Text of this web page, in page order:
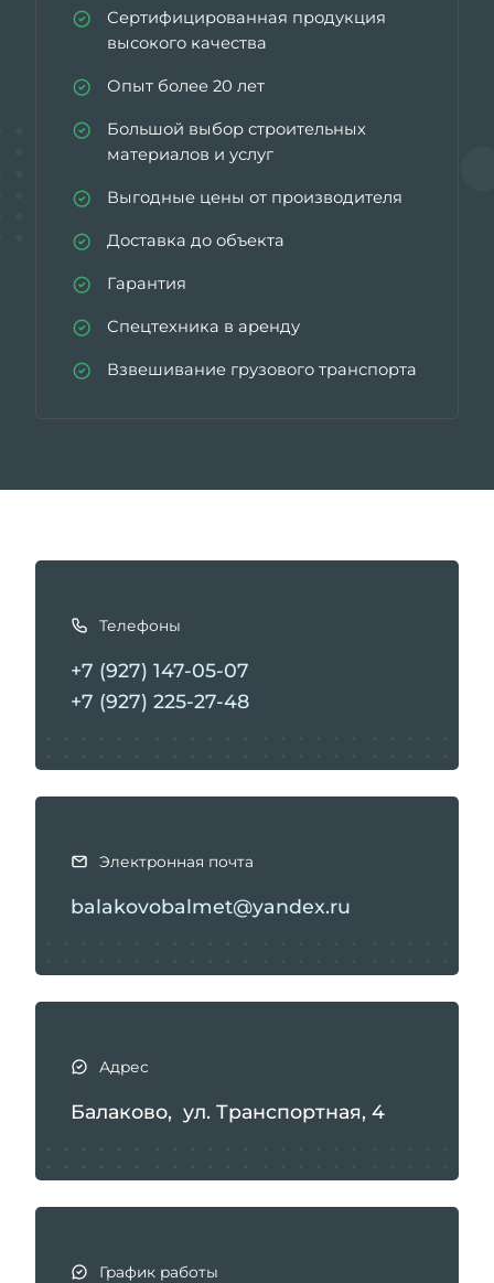
Сертифицированная продукция
высокого качества
Опыт более 20 лет
Большой выбор строительных
материалов и услуг
Выгодные цены от производителя
Доставка до объекта
Гарантия
Спецтехника в аренду
Взвешивание грузового транспорта
а
т
Телефоны
+7 (927) 147-05-07
+7 (927) 225-27-48
Электронная почта
balakovobalmet@yandex.ru
Адрес
Балаково, ул. Транспортная, 4
График работы